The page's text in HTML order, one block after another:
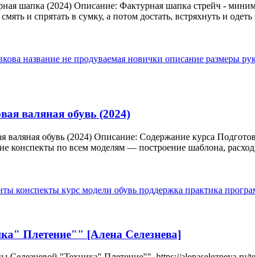
шапка (2024) Описание: Фактурная шапка стрейч -
и спрятать в сумку, а потом достать, встряхнуть и одеть
название не продуваемая новички описание размеры
валяная обувь (2024)
валяная обувь (2024) Описание: Содержание курса
конспекты по всем моделям — построение шаблона, расход
конспекты курс модели обувь поддержка практика
Плетение"" [Алена Селезнева]